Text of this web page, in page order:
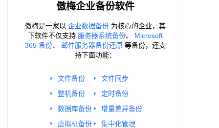
傲梅企业备份软件
傲梅是一家以 企业数据备份 为核心的企业，其
下软件不仅支持 服务器系统备份、 Microsoft
365 备份、 邮件服务器备份还原 等备份，还支
持下面功能：
文件备份
整机备份
数据库备份
虚拟机备份
文件同步
定时备份
增量差异备份
集中化管理